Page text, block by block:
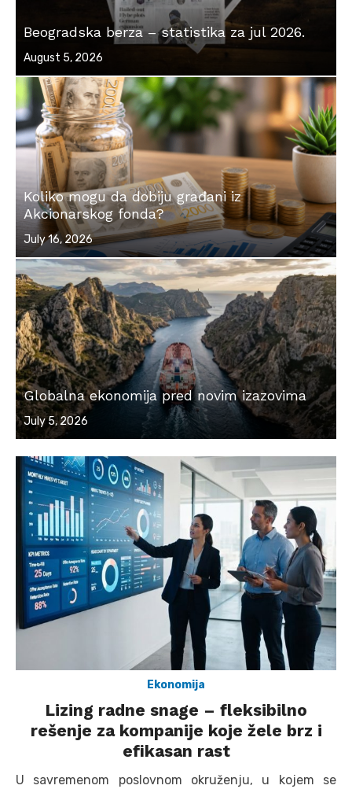
Beogradska berza – statistika za jul 2026.
Posted
on
August 5, 2026
Koliko mogu da dobiju građani iz
Akcionarskog fonda?
Posted
on
July 16, 2026
Globalna ekonomija pred novim izazovima
Posted
on
July 5, 2026
Ekonomija
Lizing radne snage – fleksibilno
rešenje za kompanije koje žele brz i
efikasan rast
U savremenom poslovnom okruženju, u kojem se